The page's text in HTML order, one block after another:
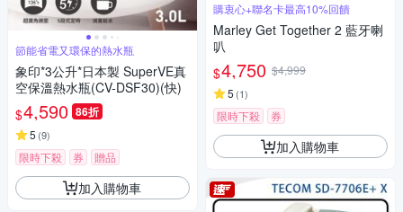
節能省電又環保的熱水瓶
象印*3公升*日本製 SuperVE真
空保溫熱水瓶(CV-DSF30)(快)
$4,590 86折
5 (9)
限時下殺 券 贈品
加入購物車
購衷心+聯名卡最高10%回饋
Marley Get Together 2 藍牙喇
叭
$4,750 $4,999
5 (1)
限時下殺 券
加入購物車